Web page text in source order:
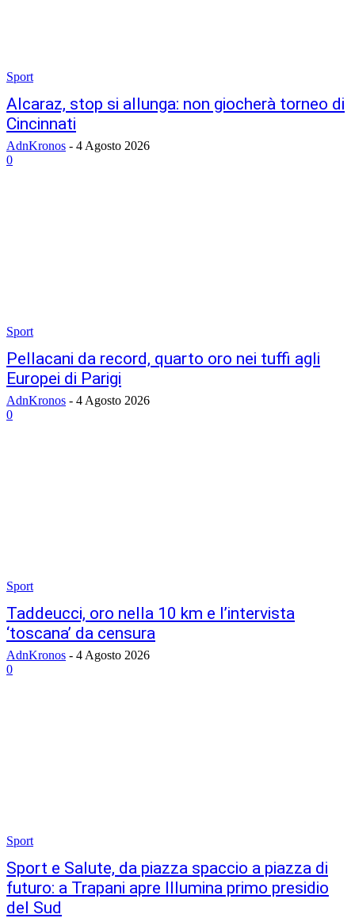
Sport
Alcaraz, stop si allunga: non giocherà torneo di
Cincinnati
AdnKronos - 4 Agosto 2026
0
Sport
Pellacani da record, quarto oro nei tuffi agli
Europei di Parigi
AdnKronos - 4 Agosto 2026
0
Sport
Taddeucci, oro nella 10 km e l’intervista
‘toscana’ da censura
AdnKronos - 4 Agosto 2026
0
Sport
Sport e Salute, da piazza spaccio a piazza di
futuro: a Trapani apre Illumina primo presidio
del Sud